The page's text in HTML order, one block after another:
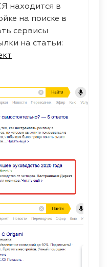
находится в
на поиске в
сервисы
на статьи: